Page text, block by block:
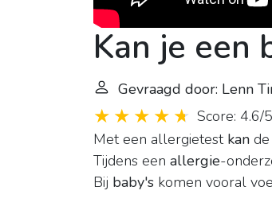
Kan je een
Gevraagd door: Lenn
Score: 4.6/5
Met een allergietest kan
Tijdens een allergie-
Bij baby's komen vooral